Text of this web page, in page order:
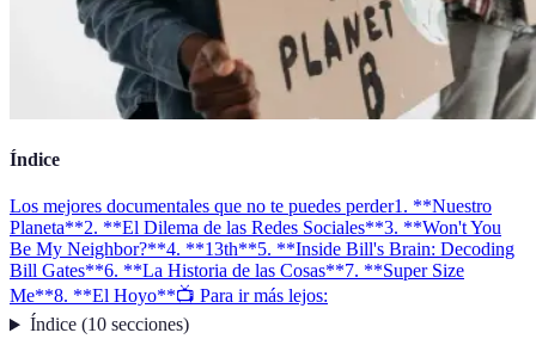
Índice
Los mejores documentales que no te puedes perder1. **Nuestro
Planeta**2. **El Dilema de las Redes Sociales**3. **Won't You
Be My Neighbor?**4. **13th**5. **Inside Bill's Brain: Decoding
Bill Gates**6. **La Historia de las Cosas**7. **Super Size
Me**8. **El Hoyo**📺 Para ir más lejos:
Índice(10 secciones)